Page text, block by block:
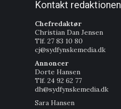
Kontakt redaktionen
Chefredaktør
Christian Dan Jensen
Tlf. 27 83 10 80
cj@sydfynskemedia.dk
Annoncer
Dorte Hansen
Tlf. 24 92 62 77
dh@sydfynskemedia.dk
Sara Hansen